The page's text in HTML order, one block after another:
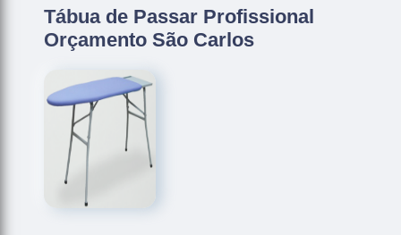
Tábua de Passar Profissional
Orçamento São Carlos